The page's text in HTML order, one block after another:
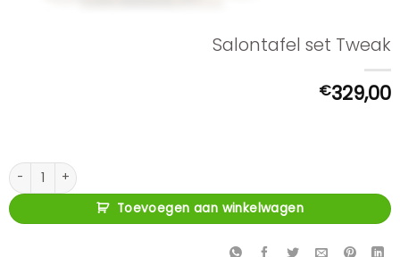
Salontafel set Tweak
€329,00
Salontafel set Tweak aantal
Toevoegen aan winkelwagen